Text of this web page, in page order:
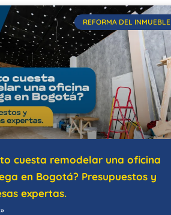
REFORMA DEL INMUEBLE
cuesta remodelar una oficina
en Bogotá? Presupuestos y
expertas.